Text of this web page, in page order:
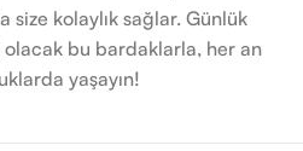
size kolaylık sağlar. Günlük
olacak bu bardaklarla, her an
yaşayın!